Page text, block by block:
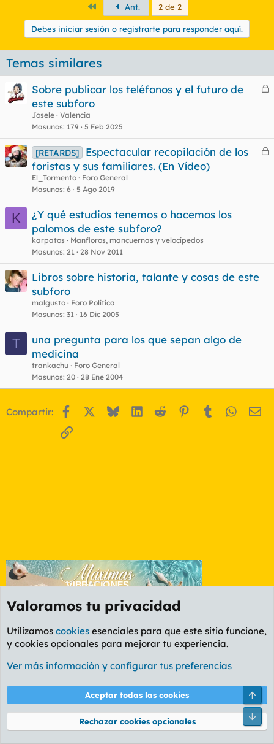
PrimeroAnt. 2 de 2
Debes iniciar sesión o registrarte para responder aquí.
Temas similares
C
a
d
Sobre publicar los teléfonos y el futuro de
este subforo
Josele Valencia
Masunos 179 5 Feb 2025
C
a
[RETARDS]
Espectacular recopilación de los
foristas y sus familiares. (En Vídeo)
El_Tormento
Foro General
Masunos 6 5 Ago 2019
K
¿Y qué estudios tenemos o hacemos los
palomos de este subforo?
karpatos
Manfloros, mancuernas y velocípedos
Masunos 21 28 Nov 2011
Libros sobre historia, talante y cosas de este
subforo
malgusto
Foro Política
Masunos 31 16 Dic 2005
T
una pregunta para los que sepan algo de
medicina
trankachu
Foro General
Masunos 20 28 Ene 2004
Compartir: Facebook BlueskyLinkedIn
Reddit Pinterest
Tumblr
Enlace
Foro Política
Cookies
PL OLDSTYLE AMARILLO
Términos y reglas Política de privacidad Ayuda
Community platform by XenForo® © 2010-2026 XenForo Ltd.
Valoramos tu privacidad
Utilizamos cookies esenciales para que este sitio funcione,
y cookies opcionales para mejorar tu experiencia.
Ver más información y configurar tus preferencias
Aceptar todas las cookies
Rechazar cookies opcionales
Pie